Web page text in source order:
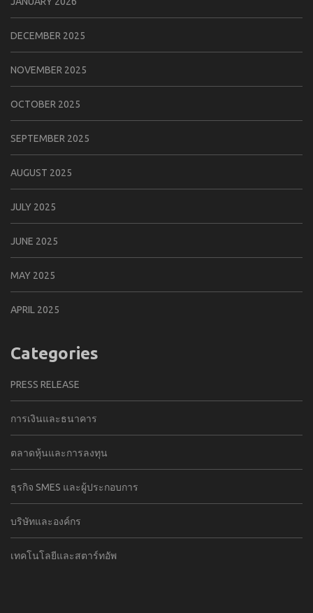
DECEMBER 2025
NOVEMBER 2025
OCTOBER 2025
SEPTEMBER 2025
AUGUST 2025
JULY 2025
JUNE 2025
MAY 2025
APRIL 2025
Categories
PRESS RELEASE
การเงินและธนาคาร
ตลาดหุ้นและการลงทุน
ธุรกิจ SMES และผู้ประกอบการ
บริษัทและองค์กร
เทคโนโลยีและสตาร์ทอัพ